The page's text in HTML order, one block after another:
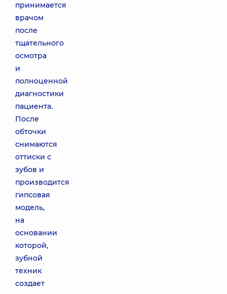
принимается
врачом
после
тщательного
осмотра
и
полноценной
диагностики
пациента.
После
обточки
снимаются
оттиски с
зубов и
производится
гипсовая
модель,
на
основании
которой,
зубной
техник
создает